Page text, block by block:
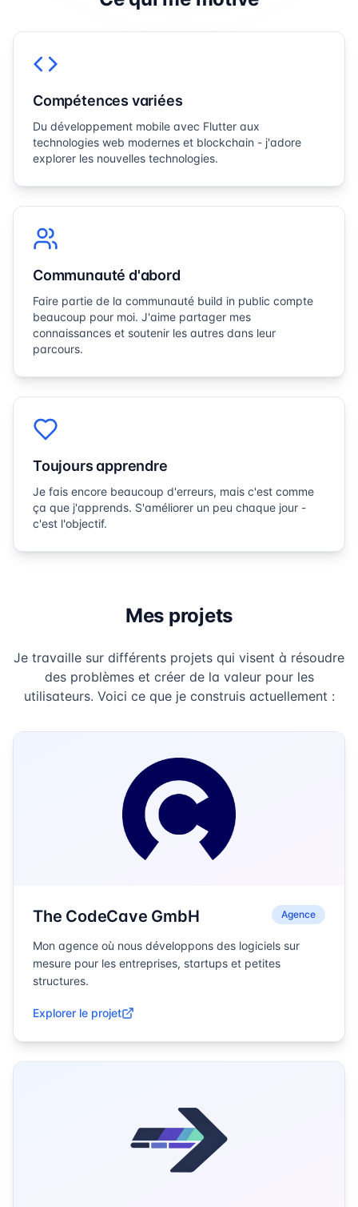
Compétences variées
Du développement mobile avec Flutter aux
technologies web modernes et blockchain - j'adore
explorer les nouvelles technologies.
Communauté d'abord
Faire partie de la communauté build in public compte
beaucoup pour moi. J'aime partager mes
connaissances et soutenir les autres dans leur
parcours.
Toujours apprendre
Je fais encore beaucoup d'erreurs, mais c'est comme
ça que j'apprends. S'améliorer un peu chaque jour -
c'est l'objectif.
Mes projets
Je travaille sur différents projets qui visent à résoudre
des problèmes et créer de la valeur pour les
utilisateurs. Voici ce que je construis actuellement :
The CodeCave GmbH Agence
Mon agence où nous développons des logiciels sur
mesure pour les entreprises, startups et petites
structures.
Explorer le projet